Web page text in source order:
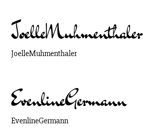
JoelleMuhmenthaler
JoelleMuhmenthaler
EvenlineGermann
EvenlineGermann